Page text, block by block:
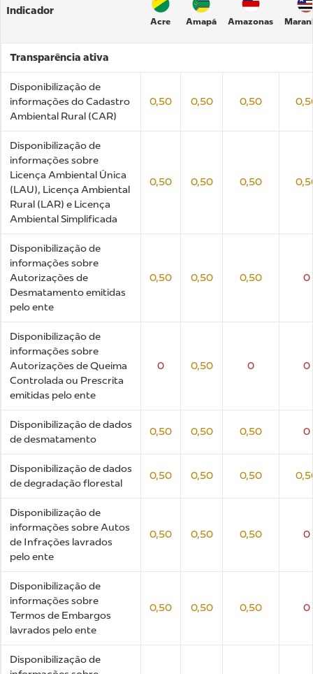
Indicador
Acre Amapá Amazonas
Transparência ativa
Disponibilização de
informações do Cadastro
Ambiental Rural (CAR)
0,50 0,50 0,50
Disponibilização de
informações sobre
Licença Ambiental Única
(LAU), Licença Ambiental
Rural (LAR) e Licença
Ambiental Simplificada
0,50 0,50 0,50
Disponibilização de
informações sobre
Autorizações de
Desmatamento emitidas
pelo ente
0,50 0,50 0,50 0
Disponibilização de
informações sobre
Autorizações de Queima
Controlada ou Prescrita
emitidas pelo ente
0 0,50 0 0
Disponibilização de dados
de desmatamento
0,50 0,50 0,50 0
Disponibilização de dados
de degradação florestal
0,50 0,50 0,50
Disponibilização de
informações sobre Autos
de Infrações lavrados
pelo ente
0,50 0,50 0,50 0
Disponibilização de
informações sobre
Termos de Embargos
lavrados pelo ente
0,50 0,50 0,50 0
Disponibilização de